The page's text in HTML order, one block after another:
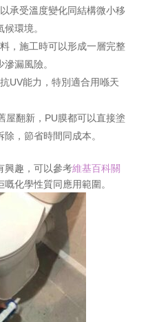
承受溫度變化同結構微小移
環境。
，施工時可以形成一層完整
漏風險。
UV能力，特別適合用喺天
屋翻新，PU膜都可以直接塗
，節省時間同成本。
興趣，可以參考維基百科關
嘅化學性質同應用範圍。